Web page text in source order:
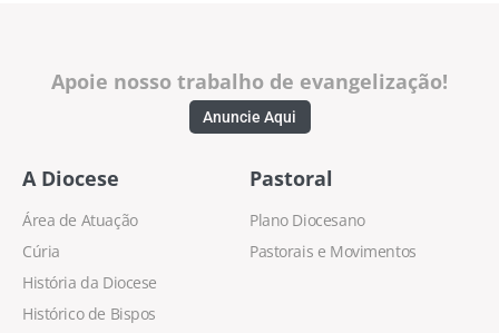
Apoie nosso trabalho de evangelização!
Anuncie Aqui
A Diocese
Área de Atuação
Cúria
História da Diocese
Histórico de Bispos
Pastoral
Plano Diocesano
Pastorais e Movimentos